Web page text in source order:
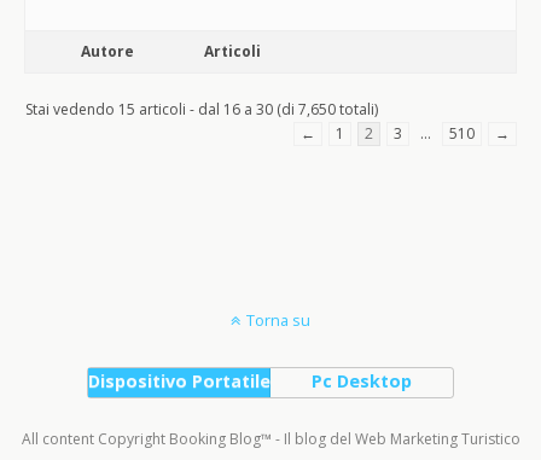
Autore Articoli
Stai vedendo 15 articoli - dal 16 a 30 (di 7,650 totali)
←
1 2 3 … 510 →
Torna su
Dispositivo Portatile Pc Desktop
All content Copyright Booking Blog™ - Il blog del Web Marketing Turistico